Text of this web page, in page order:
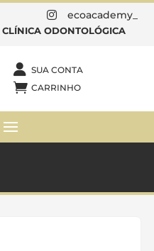
 ecoacademy_
ODONTOLÓGICA
 SUA CONTA
 CARRINHO